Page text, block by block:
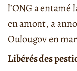
l’ONG a
en amont, a
Oulougov en
Libérés des